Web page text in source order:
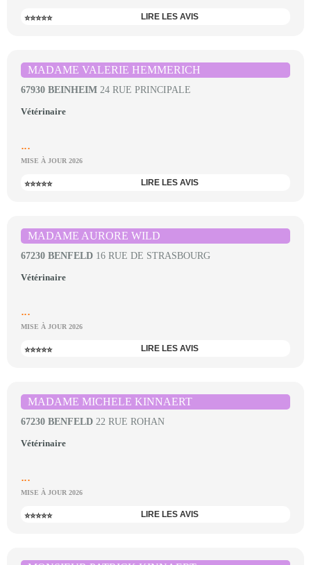
⭐⭐⭐⭐⭐ LIRE LES AVIS
MADAME VALERIE HEMMERICH
67930 BEINHEIM 24 RUE PRINCIPALE
Vétérinaire
...
MISE À JOUR 2026
⭐⭐⭐⭐⭐ LIRE LES AVIS
MADAME AURORE WILD
67230 BENFELD 16 RUE DE STRASBOURG
Vétérinaire
...
MISE À JOUR 2026
⭐⭐⭐⭐⭐ LIRE LES AVIS
MADAME MICHELE KINNAERT
67230 BENFELD 22 RUE ROHAN
Vétérinaire
...
MISE À JOUR 2026
⭐⭐⭐⭐⭐ LIRE LES AVIS